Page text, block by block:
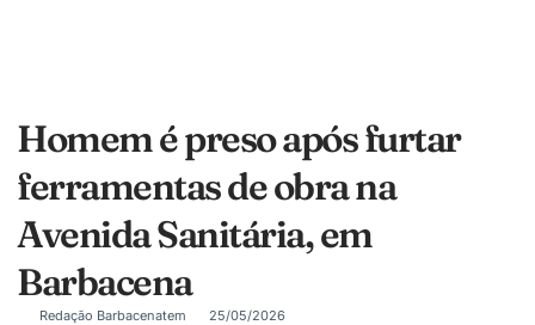
Homem é preso após furtar
ferramentas de obra na
Avenida Sanitária, em
Barbacena
Redação Barbacenatem 25/05/2026